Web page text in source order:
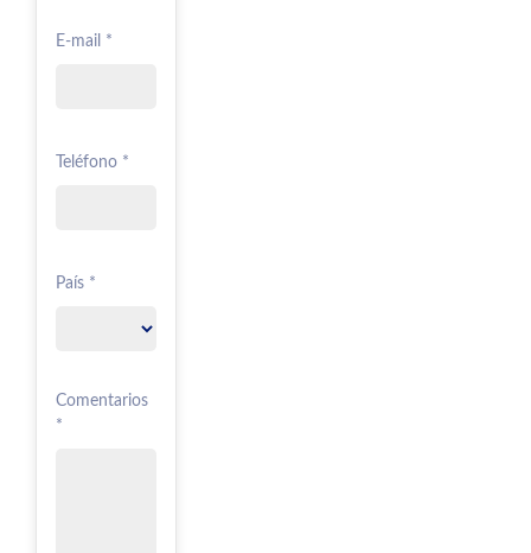
E-mail *
Teléfono *
País *
Comentarios
*